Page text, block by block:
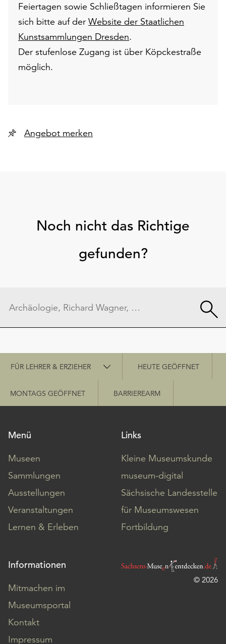
Feiertagen sowie Schließtagen informieren Sie
sich bitte auf der Website der Staatlichen
Kunstsammlungen Dresden.
Der stufenlose Zugang ist über Köpckestraße
möglich.
Angebot merken
Noch nicht das Richtige
gefunden?
Schnellzugriff
FÜR LEHRER & ERZIEHER HEUTE GEÖFFNET
MONTAGS GEÖFFNET BARRIEREARM
Menü
Museen
Sammlungen
Ausstellungen
Veranstaltungen
Lernen & Erleben
Links
Kleine Museumskunde
museum-digital
Sächsische Landesstelle
für Museumswesen
Fortbildung
Informationen
Mitmachen im
Museumsportal
Kontakt
Impressum
© 2026